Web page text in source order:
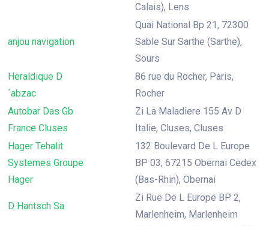
Calais), Lens
anjou navigation
Quai National Bp 21, 72300
Sable Sur Sarthe (Sarthe),
Sours
Heraldique D
´abzac
86 rue du Rocher, Paris,
Rocher
Autobar Das Gb
France Cluses
Zi La Maladiere 155 Av D
Italie, Cluses, Cluses
Hager Tehalit
Systemes Groupe
Hager
132 Boulevard De L Europe
BP 03, 67215 Obernai Cedex
(Bas-Rhin), Obernai
D Hantsch Sa
Zi Rue De L Europe BP 2,
Marlenheim, Marlenheim